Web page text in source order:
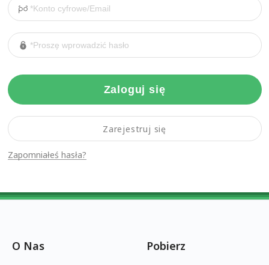
Zaloguj się
Zapomniałeś hasła?
Zarejestruj się
O Nas Pobierz